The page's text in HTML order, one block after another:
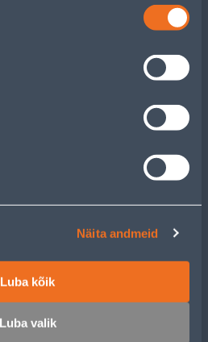
Näita andmeid
Luba kõik
Luba valik
МАГАЗИНА